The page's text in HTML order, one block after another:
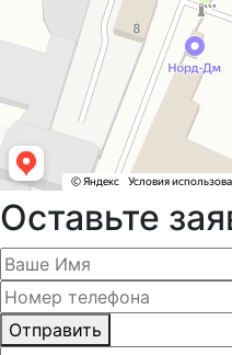
Оставьте
Отправить